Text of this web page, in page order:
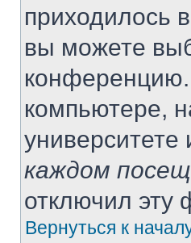
приходилось
вы можете
конференцию.
компьютере,
университете
каждом
отключил эту
Вернуться к